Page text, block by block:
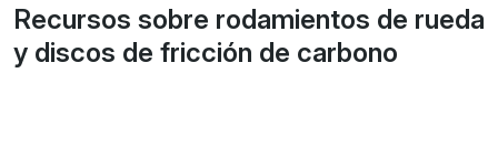
Recursos sobre rodamientos de rueda
y discos de fricción de carbono